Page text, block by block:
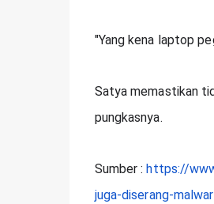
"Yang kena laptop
Satya memastikan
pungkasnya.
Sumber : https://
juga-diserang-